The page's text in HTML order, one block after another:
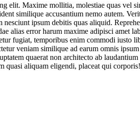
elit. Maxime mollitia, molestiae quas vel
similique accusantium nemo autem.
ipsum debitis quas aliquid.
alias error harum maxime adipisci
fugiat, temporibus enim commodi
veniam similique ad earum omnis
quaerat non architecto ab
quasi aliquam eligendi, placeat qui corporis!